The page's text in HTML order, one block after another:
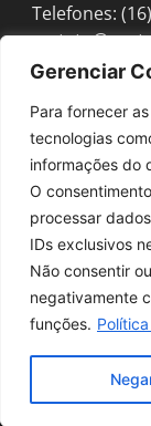
Gerenciar
Para fornecer
tecnologias
informações do
O
processar
IDs exclusivos
Não consentir
negativamente
funções.
Telefones:
Sex das 8h às
© 1997-2022,
conteúdo em